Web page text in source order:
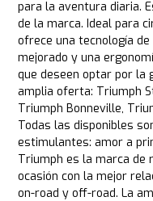
para la aventura diaria.
de la marca. Ideal para
ofrece una tecnología
mejorado y una
que deseen optar por la
amplia oferta: Triumph
Triumph Bonneville,
Todas las disponibles
estimulantes: amor a
Triumph es la marca de
ocasión con la mejor
on-road y off-road. La